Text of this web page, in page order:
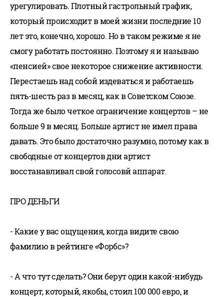
урегулировать. Плотный гастрольный график,
который происходит в моей жизни последние 10
лет это, конечно, хорошо. Но в таком режиме я не
смогу работать постоянно. Поэтому я и называю
«пенсией» свое некоторое снижение активности.
Перестаешь над собой издеваться и работаешь
пять-шесть раз в месяц, как в Советском Союзе.
Тогда же было четкое ограничение концертов – не
больше 9 в месяц. Больше артист не имел права
давать. Это было достаточно разумно, потому как в
свободные от концертов дни артист
восстанавливал свой голосовй аппарат.
ПРО ДЕНЬГИ
- Какие у вас ощущения, когда видите свою
фамилию в рейтинге «Форбс»?
- А что тут сделать? Они берут один какой-нибудь
концерт, который, якобы, стоил 100 000 евро, и